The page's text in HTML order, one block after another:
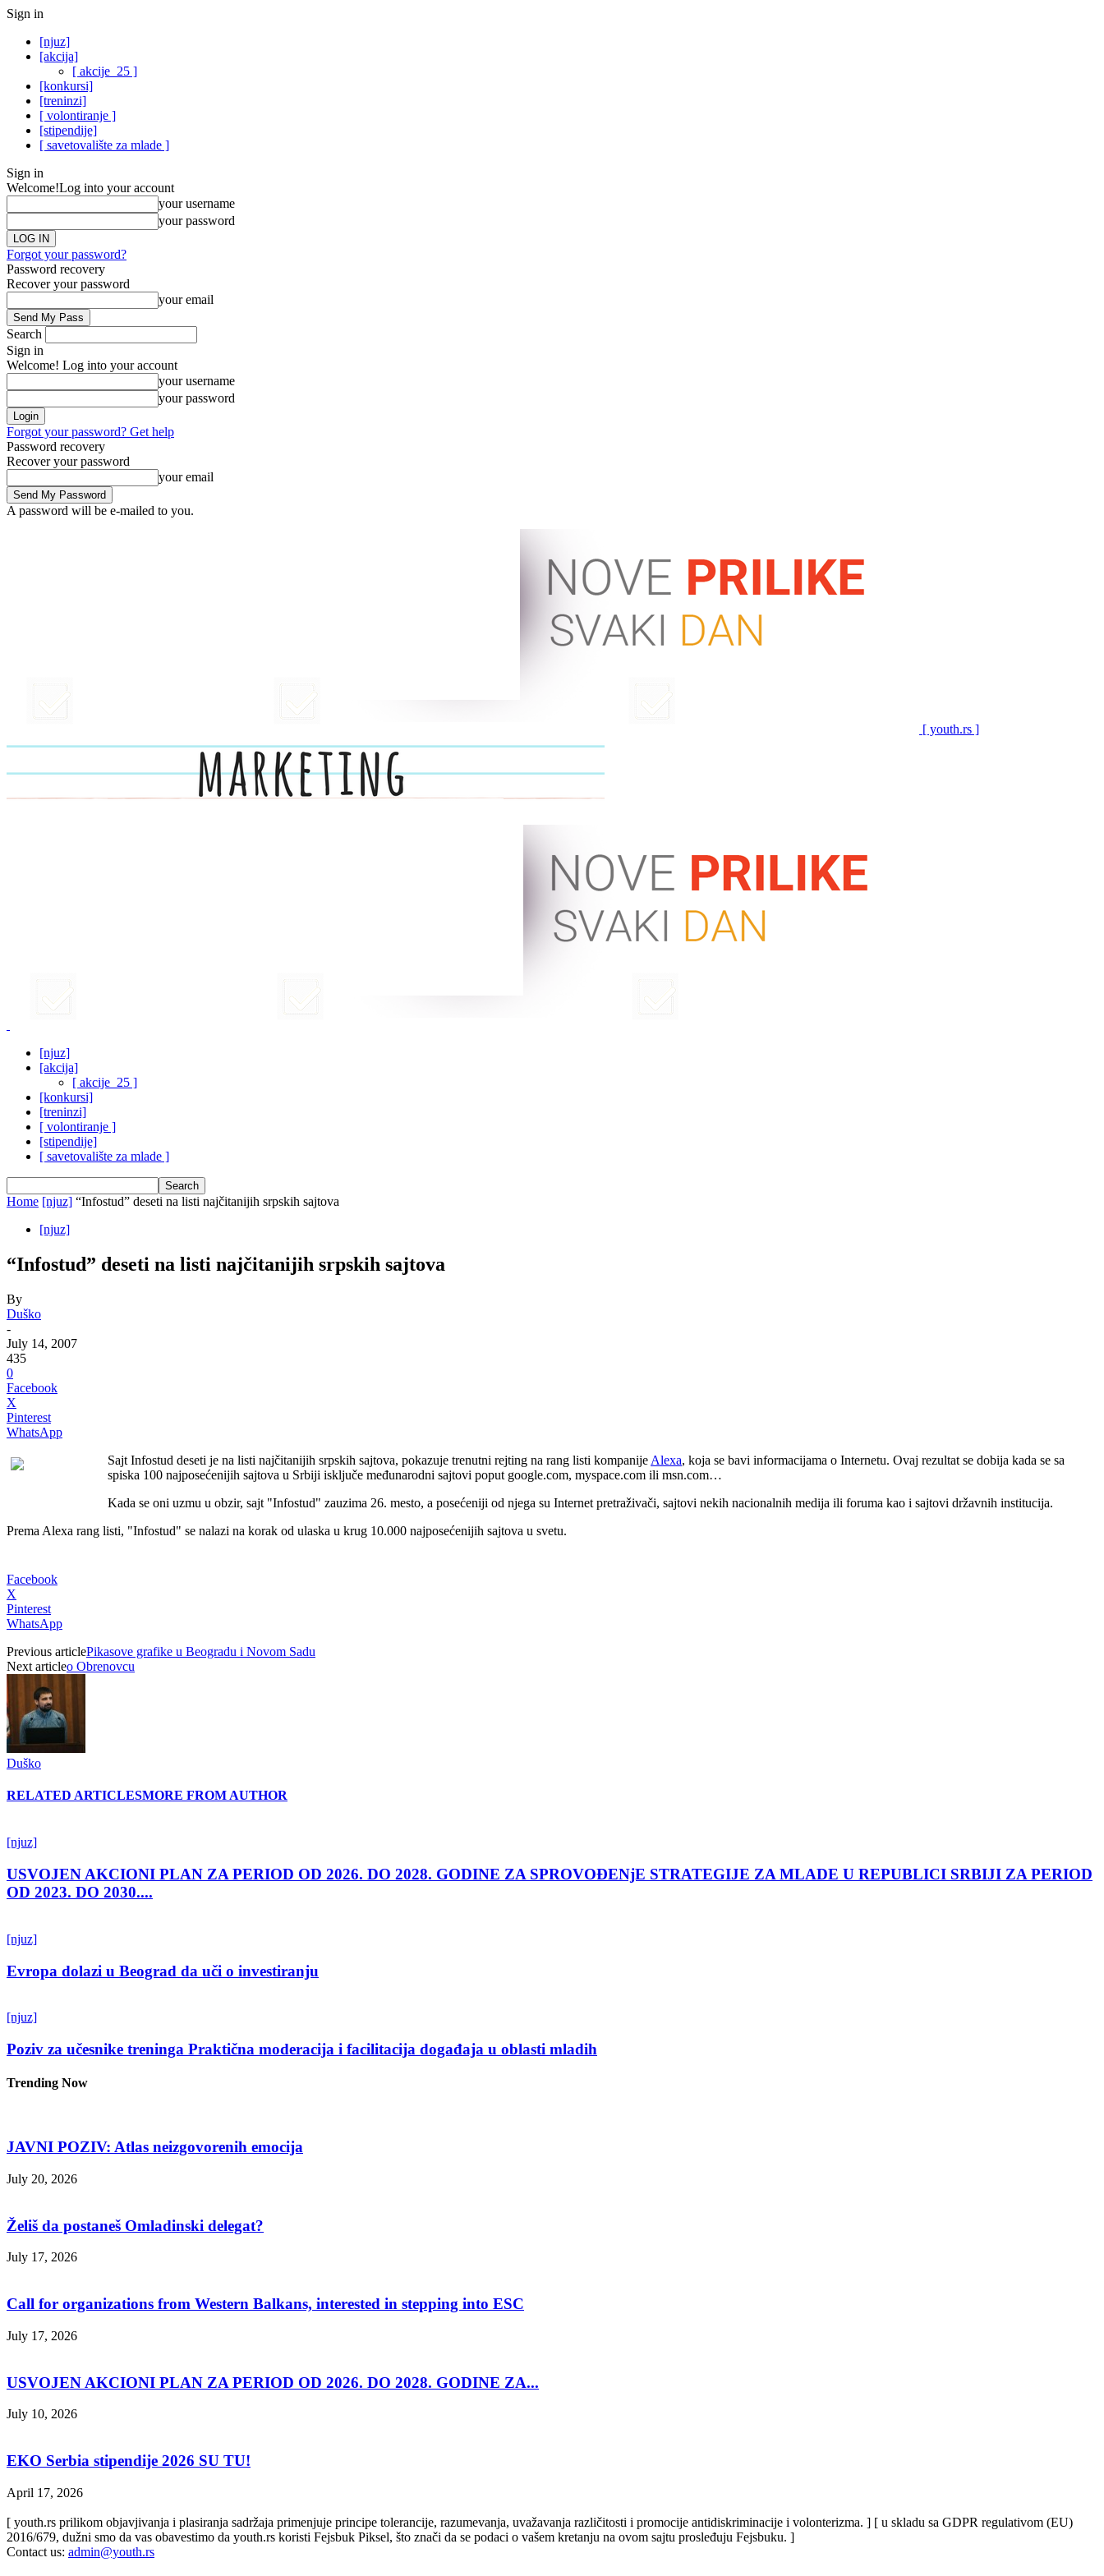
Sign in
[njuz]
[akcija]
[ akcije_25 ]
[konkursi]
[treninzi]
[ volontiranje ]
[stipendije]
[ savetovalište za mlade ]
Sign in
Welcome!Log into your account
your username
your password
Forgot your password?
Password recovery
Recover your password
your email
Search
Sign in
Welcome! Log into your account
your username
your password
Forgot your password? Get help
Password recovery
Recover your password
your email
A password will be e-mailed to you.
[ youth.rs ]
[njuz]
[akcija]
[ akcije_25 ]
[konkursi]
[treninzi]
[ volontiranje ]
[stipendije]
[ savetovalište za mlade ]
Home [njuz] “Infostud” deseti na listi najčitanijih srpskih sajtova
[njuz]
“Infostud” deseti na listi najčitanijih srpskih sajtova
By
Duško
-
July 14, 2007
435
0
Facebook
X
Pinterest
WhatsApp
Sajt Infostud deseti je na listi najčitanijih srpskih sajtova, pokazuje trenutni rejting na rang listi kompanije Alexa, koja se bavi informacijama o Internetu. Ovaj rezultat se dobija kada se sa
spiska 100 najposećenijih sajtova u Srbiji isključe međunarodni sajtovi poput google.com, myspace.com ili msn.com…
Kada se oni uzmu u obzir, sajt "Infostud" zauzima 26. mesto, a posećeniji od njega su Internet pretraživači, sajtovi nekih nacionalnih medija ili foruma kao i sajtovi državnih institucija.
Prema Alexa rang listi, "Infostud" se nalazi na korak od ulaska u krug 10.000 najposećenijih sajtova u svetu.
Facebook
X
Pinterest
WhatsApp
Previous articlePikasove grafike u Beogradu i Novom Sadu
Next articleo Obrenovcu
Duško
RELATED ARTICLESMORE FROM AUTHOR
[njuz]
USVOJEN AKCIONI PLAN ZA PERIOD OD 2026. DO 2028. GODINE ZA SPROVOĐENjE STRATEGIJE ZA MLADE U REPUBLICI SRBIJI ZA PERIOD
OD 2023. DO 2030....
[njuz]
Evropa dolazi u Beograd da uči o investiranju
[njuz]
Poziv za učesnike treninga Praktična moderacija i facilitacija događaja u oblasti mladih
Trending Now
JAVNI POZIV: Atlas neizgovorenih emocija
July 20, 2026
Želiš da postaneš Omladinski delegat?
July 17, 2026
Call for organizations from Western Balkans, interested in stepping into ESC
July 17, 2026
USVOJEN AKCIONI PLAN ZA PERIOD OD 2026. DO 2028. GODINE ZA...
July 10, 2026
EKO Serbia stipendije 2026 SU TU!
April 17, 2026
[ youth.rs prilikom objavjivanja i plasiranja sadržaja primenjuje principe tolerancije, razumevanja, uvažavanja različitosti i promocije antidiskriminacije i volonterizma. ] [ u skladu sa GDPR regulativom (EU)
2016/679, dužni smo da vas obavestimo da youth.rs koristi Fejsbuk Piksel, što znači da se podaci o vašem kretanju na ovom sajtu prosleđuju Fejsbuku. ]
Contact us: admin@youth.rs